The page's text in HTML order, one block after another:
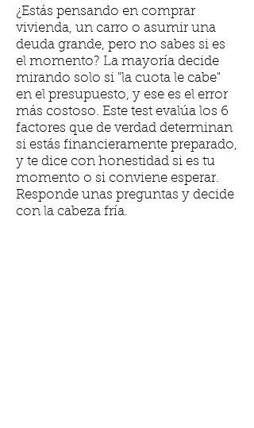
¿Estás pensando en comprar
vivienda, un carro o asumir una
deuda grande, pero no sabes si es
el momento? La mayoría decide
mirando solo si "la cuota le cabe"
en el presupuesto, y ese es el error
más costoso. Este test evalúa los 6
factores que de verdad determinan
si estás financieramente preparado,
y te dice con honestidad si es tu
momento o si conviene esperar.
Responde unas preguntas y decide
con la cabeza fría.